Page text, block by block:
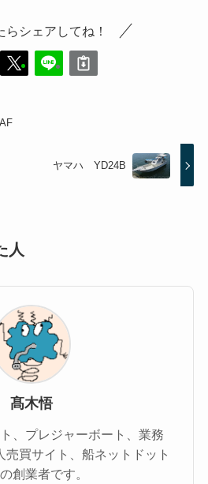
らシェアしてね！
ヤマハ YD24B
人
髙木悟
、プレジャーボート、業務
売買サイト、船ネットドット
創業者です。